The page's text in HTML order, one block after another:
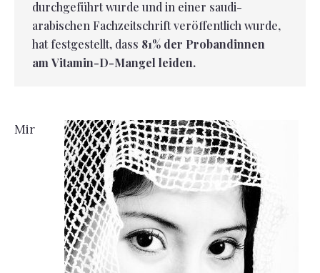
durchgeführt wurde und in einer saudi-
arabischen Fachzeitschrift veröffentlich wurde,
hat festgestellt, dass 81% der Probandinnen
am Vitamin-D-Mangel leiden.
Mir